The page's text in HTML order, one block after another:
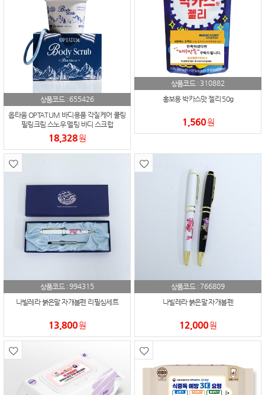
상품코드 : 655426
옵타움 OPTATUM 바디용품 각질케어 쿨링
필링크림 스노우 멜팅 바디 스크럽
18,328원
상품코드 : 310882
홍보용 박카스맛 젤리 50g
1,560원
상품코드 :994315
나빌레라 붉은말 자개볼펜 리필심세트
13,800원
상품코드 : 766809
나빌레라 붉은말 자개볼펜
12,000원